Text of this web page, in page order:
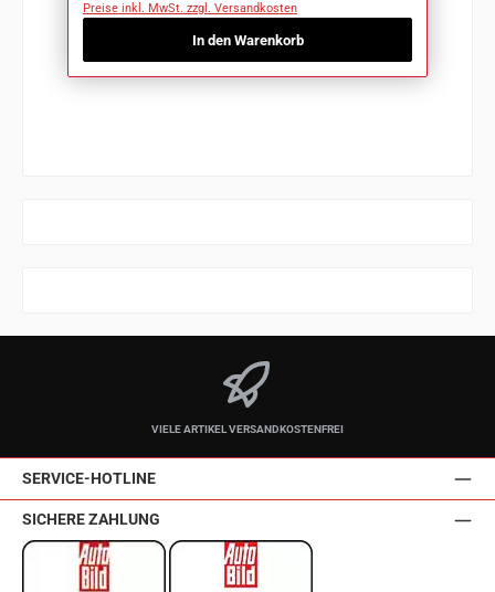
Preise inkl. MwSt. zzgl. Versandkosten
In den Warenkorb
VIELE ARTIKEL VERSANDKOSTENFREI
SERVICE-HOTLINE
SICHERE ZAHLUNG